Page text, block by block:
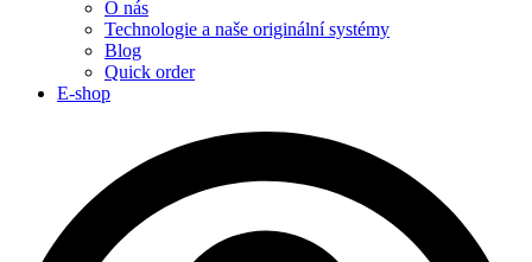
O nás
Technologie a naše originální systémy
Blog
Quick order
E-shop